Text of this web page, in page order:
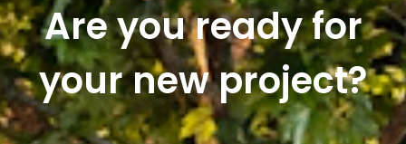
Are you ready for
your new project?